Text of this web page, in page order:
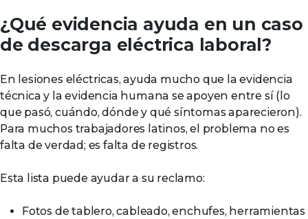
¿Qué evidencia ayuda en un caso
de descarga eléctrica laboral?
En lesiones eléctricas, ayuda mucho que la evidencia
técnica y la evidencia humana se apoyen entre sí (lo
que pasó, cuándo, dónde y qué síntomas aparecieron).
Para muchos trabajadores latinos, el problema no es
falta de verdad; es falta de registros.
Esta lista puede ayudar a su reclamo:
Fotos de tablero, cableado, enchufes, herramientas